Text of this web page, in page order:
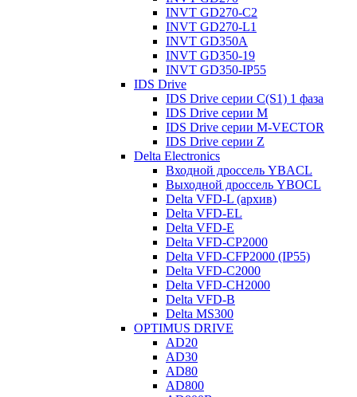
INVT GD270-C2
INVT GD270-L1
INVT GD350A
INVT GD350-19
INVT GD350-IP55
IDS Drive
IDS Drive серии C(S1) 1 фаза
IDS Drive серии M
IDS Drive серии M-VECTOR
IDS Drive серии Z
Delta Electronics
Входной дроссель YBACL
Выходной дроссель YBOCL
Delta VFD-L (архив)
Delta VFD-EL
Delta VFD-E
Delta VFD-CP2000
Delta VFD-CFP2000 (IP55)
Delta VFD-C2000
Delta VFD-CH2000
Delta VFD-B
Delta MS300
OPTIMUS DRIVE
AD20
AD30
AD80
AD800